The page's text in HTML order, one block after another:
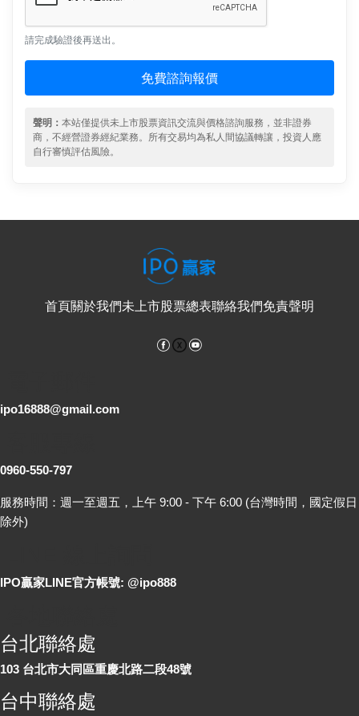
請完成驗證後再送出。
免費諮詢報價
聲明： 本站僅提供未上市股票資訊交流與價格諮詢服務，並非證券
商，不經營證券經紀業務。所有交易均為私人間協議轉讓，投資人應
自行審慎評估風險。
首頁關於我們未上市股票總表聯絡我們免責聲明
Facebook
ipo16888@gmail.com
0960-550-797
服務時間：週一至週五，上午 9:00 - 下午 6:00 (台灣時間，國定假日
除外)
IPO贏家LINE官方帳號: @ipo888
台北聯絡處
103 台北市大同區重慶北路二段48號
台中聯絡處